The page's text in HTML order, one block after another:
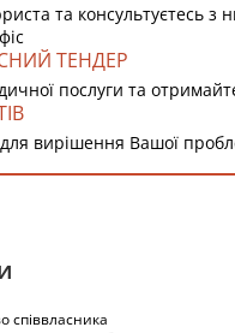
та консультуєтесь
ТЕНДЕР
послуги та
вирішення Вашої
співвласника